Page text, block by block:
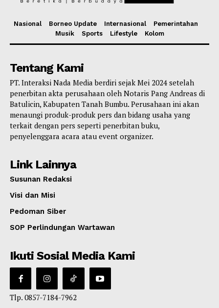
Nasional Borneo Update Internasional
Pemerintahan
Musik
Sports Lifestyle Kolom
Tentang Kami
PT. Interaksi Nada Media berdiri sejak Mei 2024 setelah
penerbitan akta perusahaan oleh Notaris Pang Andreas di
Batulicin, Kabupaten Tanah Bumbu. Perusahaan ini akan
menaungi produk-produk pers dan bidang usaha yang
terkait dengan pers seperti penerbitan buku,
penyelenggara acara atau event organizer.
Link Lainnya
Susunan Redaksi
Visi dan Misi
Pedoman Siber
SOP Perlindungan Wartawan
Ikuti Sosial Media Kami
Tlp. 0857-7184-7962